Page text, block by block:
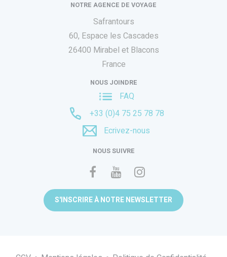
NOTRE AGENCE DE VOYAGE
Safrantours
60, Espace les Cascades
26400 Mirabel et Blacons
France
NOUS JOINDRE
FAQ
+33 (0)4 75 25 78 78
Ecrivez-nous
NOUS SUIVRE
S'INSCRIRE À NOTRE NEWSLETTER